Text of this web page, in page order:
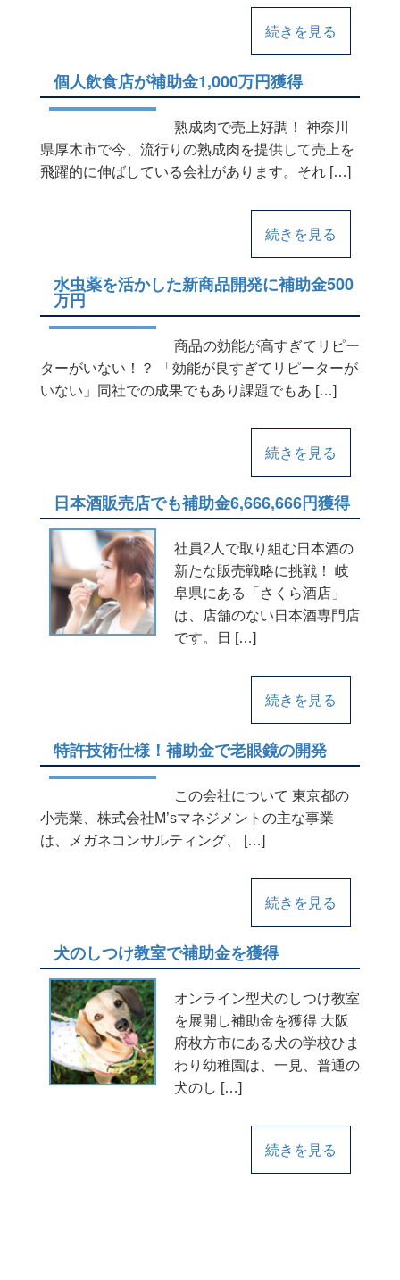
続きを見る
個人飲食店が補助金1,000万円獲得
熟成肉で売上好調！ 神奈川
県厚木市で今、流行りの熟成肉を提供して売上を
飛躍的に伸ばしている会社があります。それ […]
続きを見る
水虫薬を活かした新商品開発に補助金500
万円
商品の効能が高すぎてリピー
ターがいない！？ 「効能が良すぎてリピーターが
いない」同社での成果でもあり課題でもあ […]
続きを見る
日本酒販売店でも補助金6,666,666円獲得
社員2人で取り組む日本酒の
新たな販売戦略に挑戦！ 岐
阜県にある「さくら酒店」
は、店舗のない日本酒専門店
です。日 […]
続きを見る
特許技術仕様！補助金で老眼鏡の開発
この会社について 東京都の
小売業、株式会社M’sマネジメントの主な事業
は、メガネコンサルティング、 […]
続きを見る
犬のしつけ教室で補助金を獲得
オンライン型犬のしつけ教室
を展開し補助金を獲得 大阪
府枚方市にある犬の学校ひま
わり幼稚園は、一見、普通の
犬のし […]
続きを見る